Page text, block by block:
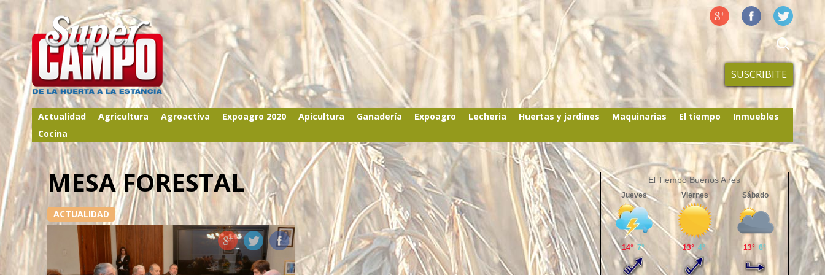
SUSCRIBITE
Actualidad Agricultura Agroactiva Expoagro 2020 Apicultura Ganadería Expoagro Lecheria Huertas y jardines Maquinarias El tiempo
Inmuebles
Cocina
MESA FORESTAL
ACTUALIDAD
El Tiempo Buenos Aires